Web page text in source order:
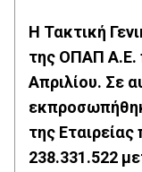
Η Τακτική
της ΟΠΑΠ Α.Ε.
Απριλίου. Σε
της
238.331.522